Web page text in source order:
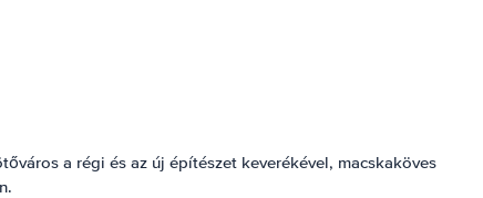
a régi és az új építészet keverékével, macskaköves